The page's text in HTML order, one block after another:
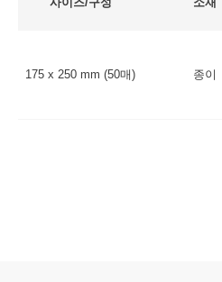
175 x 250 mm (50매) 종이